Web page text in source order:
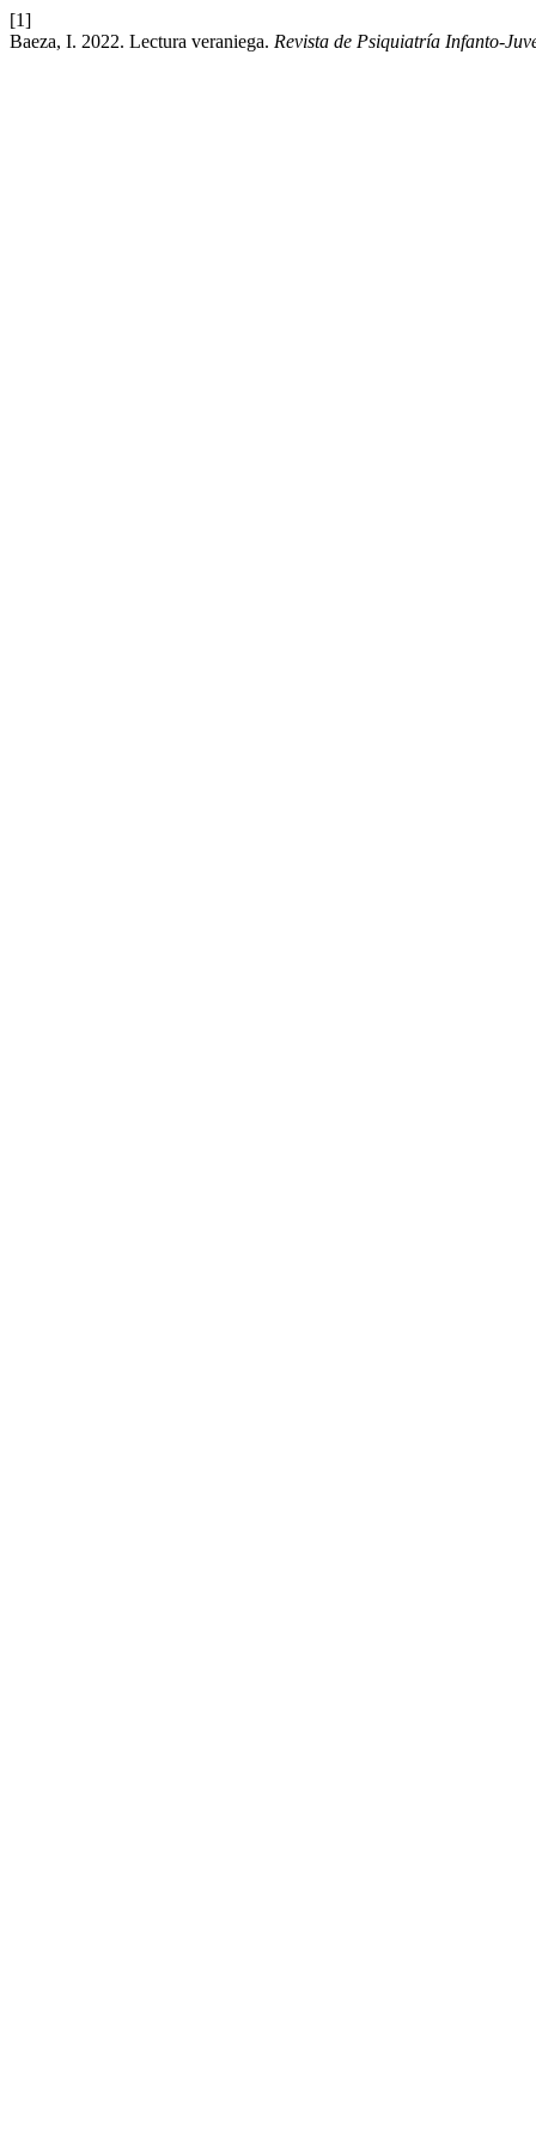
[1]
Baeza, I. 2022. Lectura veraniega. Revista de Psiquiatría Infanto-